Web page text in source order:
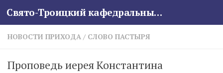
Skip to content Свято-Троицкий кафедральный собор
НОВОСТИ ПРИХОДА / СЛОВО ПАСТЫРЯ
Проповедь иерея Константина